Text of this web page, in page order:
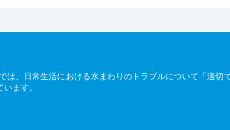
は、日常生活における水まわりのトラブルについて「適切
ます。